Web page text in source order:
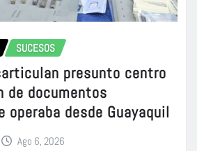
SUCESOS
presunto centro
de documentos
operaba desde Guayaquil
Ago 6, 2026